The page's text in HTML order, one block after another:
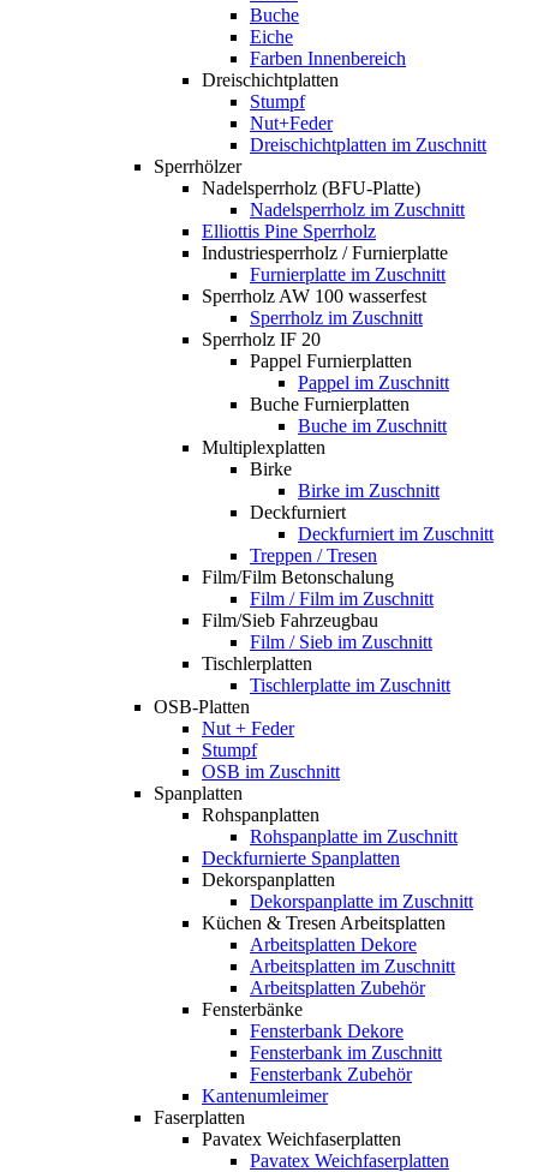
Buche
Eiche
Farben Innenbereich
Dreischichtplatten
Stumpf
Nut+Feder
Dreischichtplatten im Zuschnitt
Sperrhölzer
Nadelsperrholz (BFU-Platte)
Nadelsperrholz im Zuschnitt
Elliottis Pine Sperrholz
Industriesperrholz / Furnierplatte
Furnierplatte im Zuschnitt
Sperrholz AW 100 wasserfest
Sperrholz im Zuschnitt
Sperrholz IF 20
Pappel Furnierplatten
Pappel im Zuschnitt
Buche Furnierplatten
Buche im Zuschnitt
Multiplexplatten
Birke
Birke im Zuschnitt
Deckfurniert
Deckfurniert im Zuschnitt
Treppen / Tresen
Film/Film Betonschalung
Film / Film im Zuschnitt
Film/Sieb Fahrzeugbau
Film / Sieb im Zuschnitt
Tischlerplatten
Tischlerplatte im Zuschnitt
OSB-Platten
Nut + Feder
Stumpf
OSB im Zuschnitt
Spanplatten
Rohspanplatten
Rohspanplatte im Zuschnitt
Deckfurnierte Spanplatten
Dekorspanplatten
Dekorspanplatte im Zuschnitt
Küchen & Tresen Arbeitsplatten
Arbeitsplatten Dekore
Arbeitsplatten im Zuschnitt
Arbeitsplatten Zubehör
Fensterbänke
Fensterbank Dekore
Fensterbank im Zuschnitt
Fensterbank Zubehör
Kantenumleimer
Faserplatten
Pavatex Weichfaserplatten
Pavatex Weichfaserplatten